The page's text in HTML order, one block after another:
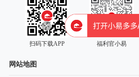
扫码下载APP 福利官小易
网站地图